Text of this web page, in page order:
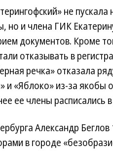
не пускала
но и члена ГИК
документов. Кроме
отказывать в
речка» отказала
и «Яблоко» из-за якобы
ее члены расписались
Александр
в городе